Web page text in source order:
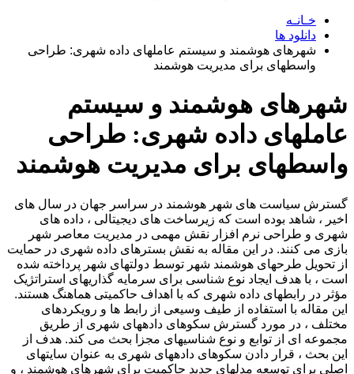
خـانـه
دانلود ها
شهرهای هوشمند و سیستم عاملهای داده شهری: طراحی
واسطهای برای مدیریت هوشمند
شهرهای هوشمند و سیستم
عاملهای داده شهری: طراحی
واسطهای برای مدیریت هوشمند
گسترش سیاست های شهر هوشمند در سراسر جهان در سال های
اخیر ، شاهد بوده است که زیرساخت های دیجیتالی ، داده های
شهری و طراحی نرم افزار نقش مهمی در مدیریت معاصر شهر
بازی می کنند. در این مقاله به نقش بسترهای داده شهری در حمایت
از تحویل طرحهای هوشمند شهر توسط دولتهای شهر پرداخته شده
است ، با هدف ایجاد نوع شناسی برای سرمایه گذاریهای استراتژیک
مؤثر در رابطهای داده شهری که با اهداف حاکمیتی هماهنگ هستند.
این مقاله با استفاده از طیف وسیعی از رابط ها و رویکردهای
مختلف ، در مورد گسترش سکوهای دادههای شهری از طریق
مجموعه ای از توابع و نوع شناسیهای مجزا بحث می کند. هدف از
این بحث ، قرار دادن سکوهای دادههای شهری به عنوان سایتهای
اصلی برای توسعه مدلهای جدید حاکمیت برای شهرهای هوشمند ، و